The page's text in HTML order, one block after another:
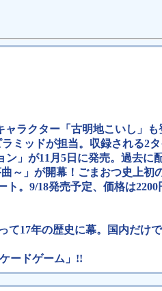
ラクター「古明地こいし」も
ミッドが担当。収録される2
」が11月5日に発売。過去
～」が開幕！ごまおつ史上初
。9/18発売予定、価格は2200
17年の歴史に幕。国内だけ
ードゲーム」!!